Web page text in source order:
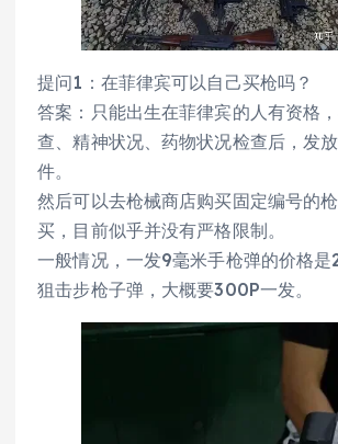
提问1：在菲律宾可以自己买枪吗？
答案：只能出生在菲律宾的人有资格
查、精神状况、药物状况检查后，发
件。
然后可以去枪械商店购买固定编号的
买，目前似乎并没有严格限制。
一般情况，一发9毫米手枪弹的价格是
狙击步枪子弹，大概要300P一发。